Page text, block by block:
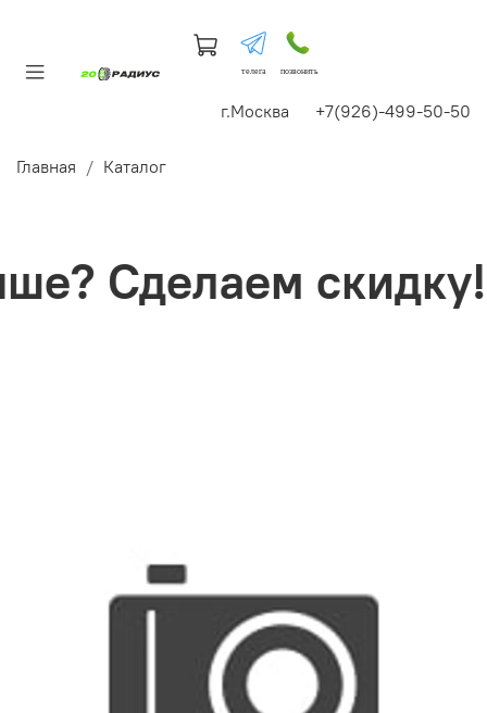
телега позвонить
г.Москва +7(926)-499-50-50
Главная Каталог
Сделаем